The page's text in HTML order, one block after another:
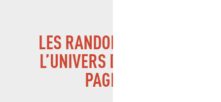
LES RANDONNÉES SUR
L’UNIVERS DE MARCEL
PAGNOL